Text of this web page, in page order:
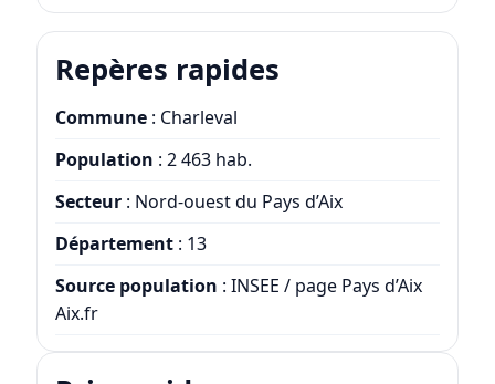
Repères rapides
Commune: Charleval
Population : 2 463 hab.
Secteur: Nord-ouest du Pays d’Aix
Département: 13
Source population : INSEE / page Pays d’Aix
Aix.fr